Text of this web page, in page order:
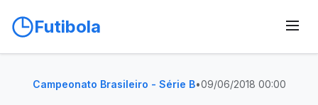
Futibola
Campeonato Brasileiro - Série B•09/06/2018 00:00